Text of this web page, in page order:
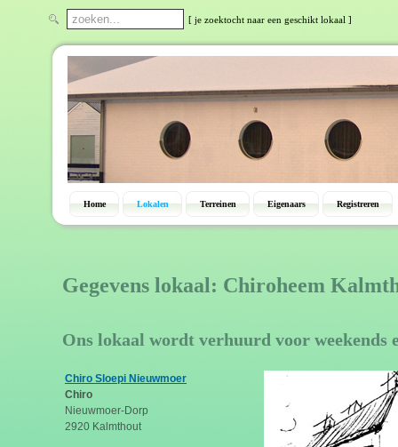
[ je zoektocht naar een geschikt lokaal ]
Home Lokalen Terreinen Eigenaars Registreren
Gegevens lokaal: Chiroheem
Ons lokaal wordt verhuurd voor weekends
Chiro Sloepi Nieuwmoer
Chiro
Nieuwmoer-Dorp
2920 Kalmthout